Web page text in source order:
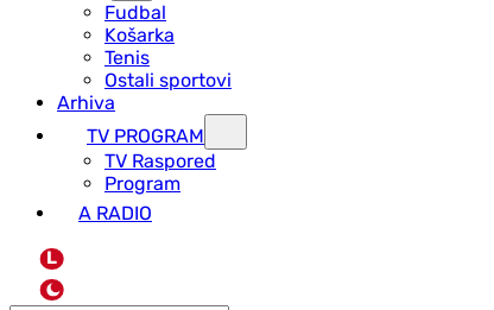
Fudbal
Košarka
Tenis
Ostali sportovi
Arhiva
TV PROGRAM
ТV Raspored
Program
A RADIO
L